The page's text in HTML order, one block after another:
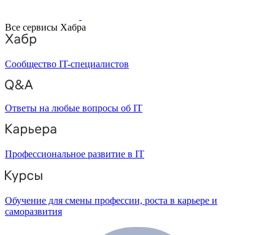
Все сервисы Хабра
Сообщество IT-специалистов
Ответы на любые вопросы об IT
Профессиональное развитие в IT
Обучение для смены профессии, роста в карьере и
саморазвития